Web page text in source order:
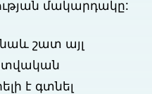
մակարդակը:
շատ այլ
է գտնել